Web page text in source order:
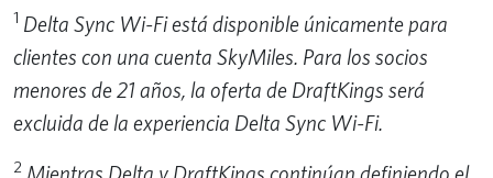
1 Delta Sync Wi-Fi está disponible únicamente para
clientes con una cuenta SkyMiles. Para los socios
menores de 21 años, la oferta de DraftKings será
excluida de la experiencia Delta Sync Wi-Fi.
2